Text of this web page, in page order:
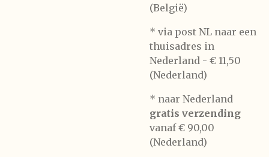
(België)
* via post NL naar een
thuisadres in
Nederland - € 11,50
(Nederland)
* naar Nederland
gratis verzending
vanaf € 90,00
(Nederland)